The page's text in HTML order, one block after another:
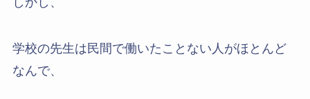
学校の先生は民間で働いたことない人がほとんど
なんで、